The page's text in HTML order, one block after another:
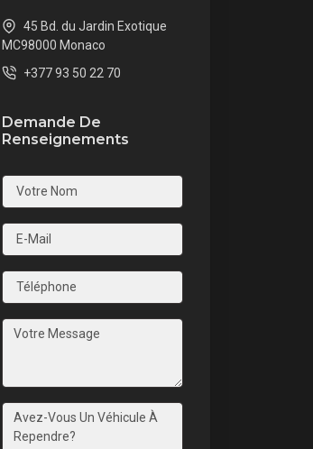
45 Bd. du Jardin Exotique
MC98000 Monaco
+377 93 50 22 70
Demande De
Renseignements